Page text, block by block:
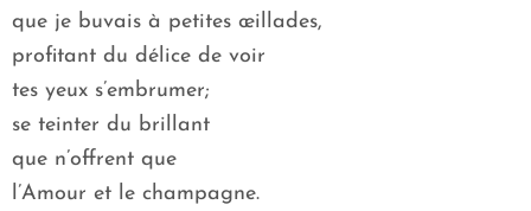
que je buvais à petites œillades,
profitant du délice de voir
tes yeux s’embrumer;
se teinter du brillant
que n’offrent que
l’Amour et le champagne.